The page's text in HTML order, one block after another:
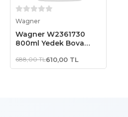
Wagner
Wagner W2361730
800ml Yedek Boya
688,00 TL610,00 TL